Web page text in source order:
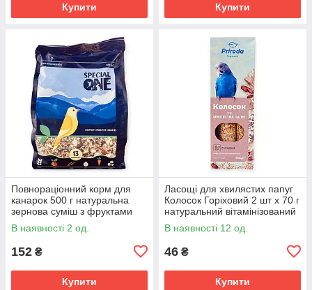
Купити Купити
Повнораціонний корм для
канарок 500 г натуральна
зернова суміш з фруктами
овочами та насінням для
птахів
В наявності 2 од.
152 ₴
Купити
Ласощі для хвилястих папуг
Колосок Горіховий 2 шт х 70 г
натуральний вітамінізований
корм з горіхами для птахів
В наявності 12 од.
46 ₴
Купити